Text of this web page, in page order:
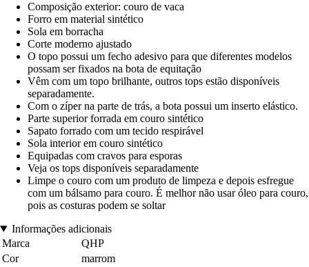
Composição exterior: couro de vaca
Forro em material sintético
Sola em borracha
Corte moderno ajustado
O topo possui um fecho adesivo para que diferentes modelos
possam ser fixados na bota de equitação
Vêm com um topo brilhante, outros tops estão disponíveis
separadamente.
Com o zíper na parte de trás, a bota possui um inserto elástico.
Parte superior forrada em couro sintético
Sapato forrado com um tecido respirável
Sola interior em couro sintético
Equipadas com cravos para esporas
Veja os tops disponíveis separadamente
Limpe o couro com um produto de limpeza e depois esfregue
com um bálsamo para couro. É melhor não usar óleo para couro,
pois as costuras podem se soltar
Informações adicionais
Marca
QHP
Cor
marrom